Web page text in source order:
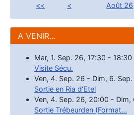
<<
< Août 26
A VENIR...
Mar, 1. Sep. 26, 17:30 - 18:30
Visite Sécu.
Ven, 4. Sep. 26 - Dim, 6.
Sortie en Ria d'Etel
Ven, 4. Sep. 26, 20:00 - Dim,
Sortie Trébeurden (Format...